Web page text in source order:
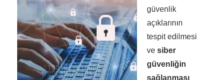
güvenlik
açıklarının
tespit edilmesi
ve siber
güvenliğin
sağlanması